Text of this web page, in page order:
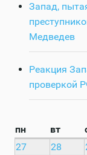
Запад,
Медведев
Реакция
проверкой
пн
вт
27
28